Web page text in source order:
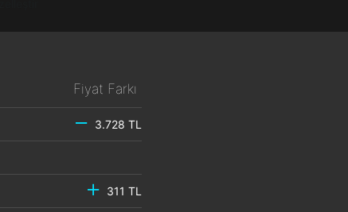
Fiyat Farkı
3.728 TL
311 TL